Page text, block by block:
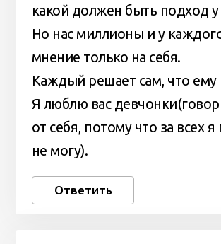
какой должен быть подход
Но нас миллионы и у
мнение только на себя.
Каждый решает сам, что ему
Я люблю вас
от себя, потому что за всех я
не могу).
Ответить